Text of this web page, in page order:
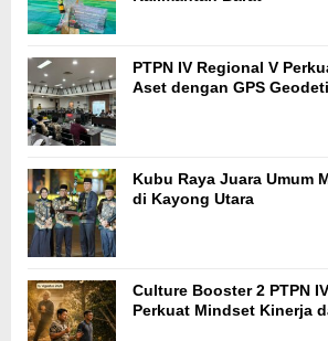
PTPN IV Regional V
Aset dengan GPS
Kubu Raya Juara Umum
di Kayong Utara
Culture Booster 2 PTPN
Perkuat Mindset Kinerja